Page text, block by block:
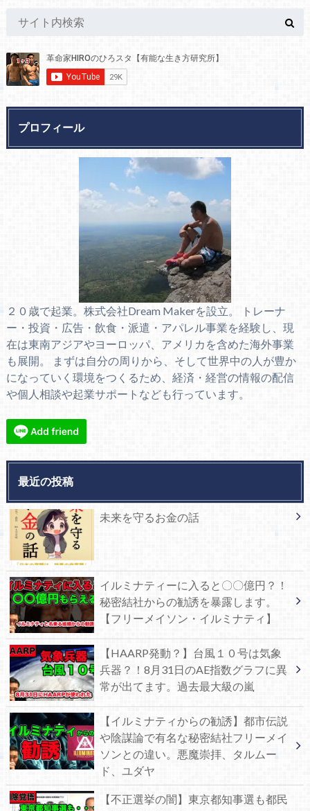
プロフィール
２０歳で起業。株式会社Dream Makerを設立。 トレーナ
ー・投資・広告・飲食・派遣・アパレル事業を経験し、現
在は東南アジアやヨーロッパ、アメリカを含めた海外事業
も展開。 まずは自分の周りから、そして世界中の人が豊か
になっていく環境をつくるため、経済・経営の情報の配信
や個人相談や起業サポートなども行っています。
最近の投稿
未来を守るお金の話
イルミナティーに入ると〇〇億円？！
秘密結社からの勧誘を暴露します。
【フリーメイソン・イルミナティ】
【HAARP発動？】台風１０号は気象
兵器？！8月31日のAE指数グラフに異
常が出てます。過去最大級の嵐
【イルミナティからの勧誘】都市伝説
や陰謀論で有名な秘密結社フリーメイ
ソンとの違い。悪魔崇拝、タルムー
ド、ユダヤ
【不正選挙の闇】東京都知事選も都民